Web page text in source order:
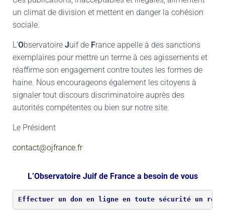
un climat de division et mettent en danger la cohésion
sociale.
L’Observatoire Juif de France appelle à des sanctions
exemplaires pour mettre un terme à ces agissements et
réaffirme son engagement contre toutes les formes de
haine. Nous encourageons également les citoyens à
signaler tout discours discriminatoire auprès des
autorités compétentes ou bien sur notre site.
Le Président
contact@ojfrance.fr
L’Observatoire Juif de France a besoin de vous
Effectuer un don en ligne en toute sécurité un reçu